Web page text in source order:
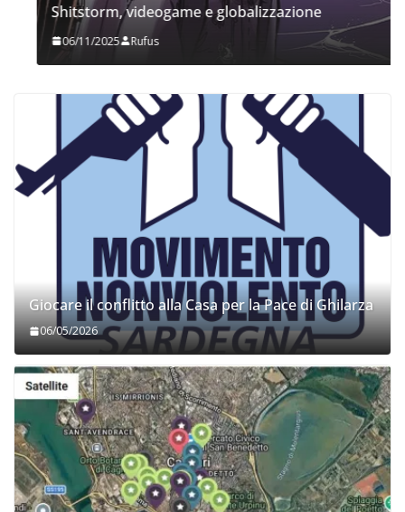
Shitstorm, videogame e globalizzazione
06/11/2025 Rufus
Giocare il conflitto alla Casa per la Pace di Ghilarza
06/05/2026